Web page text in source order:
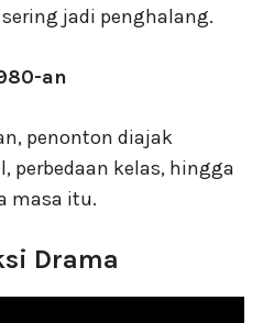
jadi penghalang.
an
penonton diajak
perbedaan kelas, hingga
masa itu.
Drama